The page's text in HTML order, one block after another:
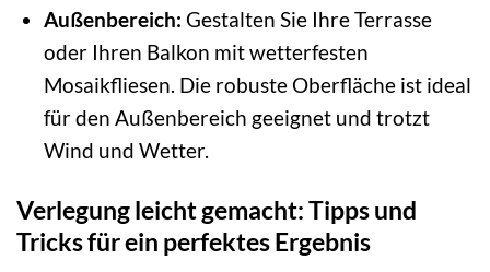
Außenbereich: Gestalten Sie Ihre Terrasse
oder Ihren Balkon mit wetterfesten
Mosaikfliesen. Die robuste Oberfläche ist ideal
für den Außenbereich geeignet und trotzt
Wind und Wetter.
Verlegung leicht gemacht: Tipps und
Tricks für ein perfektes Ergebnis